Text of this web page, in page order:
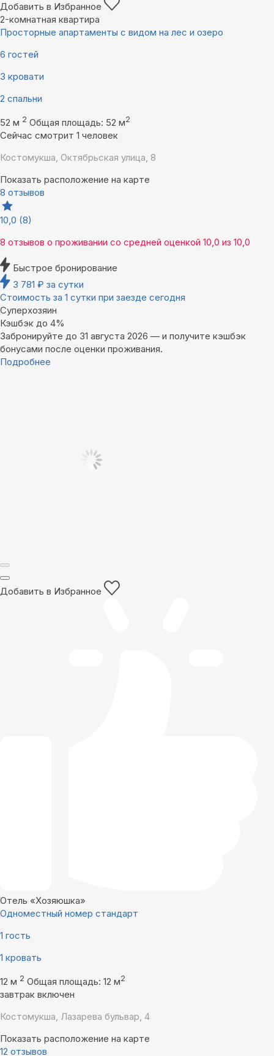
Добавить в Избранное
2-комнатная квартира
Просторные апартаменты с видом на лес и озеро
6 гостей
3 кровати
2 спальни
52 м 2 Общая площадь: 52 м2
Сейчас смотрит 1 человек
Костомукша, Октябрьская улица, 8
Показать расположение на карте
8 отзывов
10,0 (8)
8 отзывов о проживании со средней оценкой 10,0 из 10,0
Быстрое бронирование
3 781 ₽ за сутки
Стоимость за 1 сутки при заезде сегодня
Суперхозяин
Кэшбэк до 4%
Забронируйте до 31 августа 2026 — и получите кэшбэк
бонусами после оценки проживания.
Подробнее
Добавить в Избранное
Отель «Хозяюшка»
Одноместный номер стандарт
1 гость
1 кровать
12 м 2 Общая площадь: 12 м2
завтрак включен
Костомукша, Лазарева бульвар, 4
Показать расположение на карте
12 отзывов